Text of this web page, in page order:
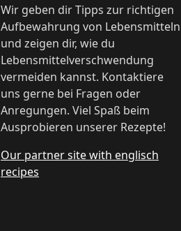
Wir geben dir Tipps zur richtigen
Aufbewahrung von Lebensmitteln
und zeigen dir, wie du
Lebensmittelverschwendung
vermeiden kannst. Kontaktiere
uns gerne bei Fragen oder
Anregungen. Viel Spaß beim
Ausprobieren unserer Rezepte!
Our partner site with englisch
recipes